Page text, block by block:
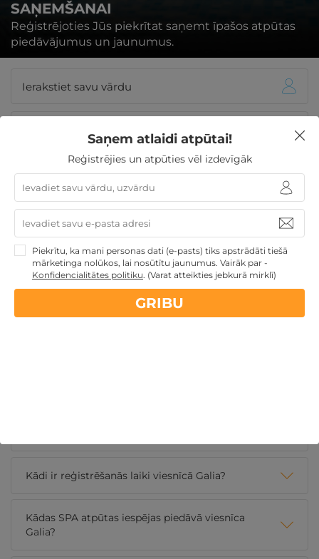
SAŅEMŠANAI
Reģistrējoties Jūs piekrītat saņemt īpašos atpūtas
piedāvājumus un jaunumus.
REĢISTRĒTIES
Biežāk uzdotie jautājumi - Galia
Kāda veida brokastis tiek piedāvātas viesnīcā
Galia? Cikos brokastis tiek servētas?
Kādi ir reģistrēšanās laiki viesnīcā Galia?
Kādas SPA atpūtas iespējas piedāvā viesnīca
Galia?
Saņem atlaidi atpūtai!
Reģistrējies un atpūties vēl izdevīgāk
Piekrītu, ka mani personas dati (e-pasts) tiks apstrādāti tiešā
mārketinga nolūkos, lai nosūtītu jaunumus. Vairāk par -
Konfidencialitātes politiku. (Varat atteikties jebkurā mirklī)
GRIBU